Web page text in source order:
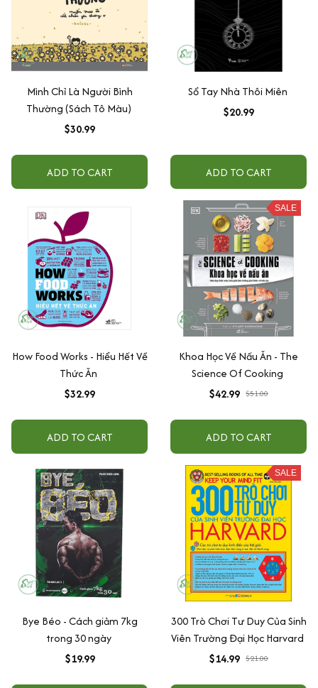
Mình Chỉ Là Người Bình
Thường (Sách Tô Màu)
$30.99
ADD TO CART
Sổ Tay Nhà Thôi Miên
$20.99
ADD TO CART
How Food Works - Hiểu Hết Về
Thức Ăn
$32.99
ADD TO CART
SALE
Khoa Học Về Nấu Ăn - The
Science Of Cooking
$42.99 $51.00
ADD TO CART
Bye Béo - Cách giảm 7kg
trong 30 ngày
$19.99
SALE
300 Trò Chơi Tư Duy Của Sinh
Viên Trường Đại Học Harvard
$14.99 $21.00